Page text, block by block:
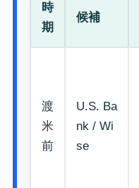
時
期
候補
渡
米
前
U.S. Ba
nk / Wi
se